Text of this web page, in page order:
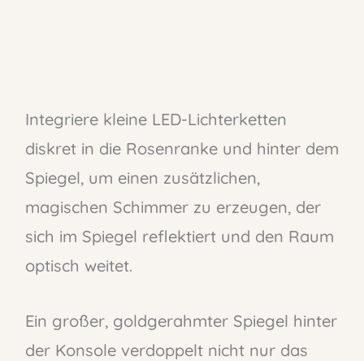
Integriere kleine LED-Lichterketten
diskret in die Rosenranke und hinter dem
Spiegel, um einen zusätzlichen,
magischen Schimmer zu erzeugen, der
sich im Spiegel reflektiert und den Raum
optisch weitet.
Ein großer, goldgerahmter Spiegel hinter
der Konsole verdoppelt nicht nur das